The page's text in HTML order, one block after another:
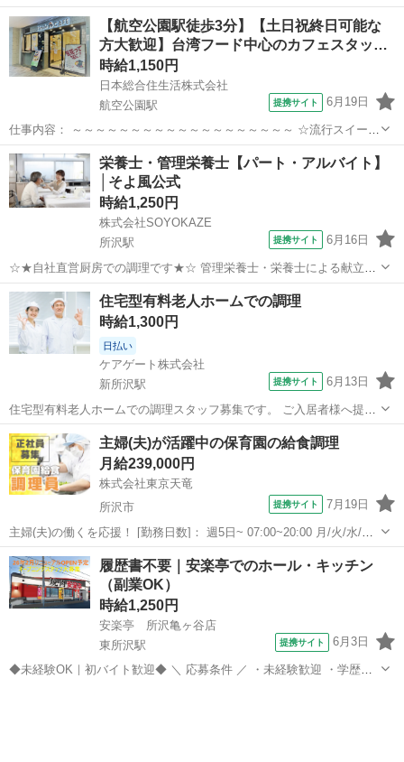
づくりのお手伝いです 「食」を通して子ども達の健康と成長をサポー
トしませんか！ 難しい作業は無いので、未経験の方でもすぐに慣れて
いただけます 少しずつお教え...
埼玉 所沢市 東所沢駅 その他
【航空公園駅徒歩3分】【土日祝終日可能な
方大歓迎】台湾フード中心のカフェスタッ…
時給1,150円
日本総合住生活株式会社
航空公園駅
提携サイト 6月19日
仕事内容： ～～～～～～～～～～～～～～～～～～～ ☆流行スイーツ
&飲食デビューにオススメ ☆おしゃれ&かわいいお店ではたらける ☆
未経験から調理・接客スキルが身につく ☆「航空公園駅」徒歩3分の
駅チカで通勤ラクラク♪ ～～...
埼玉 所沢市 航空公園駅 キッチン
栄養士・管理栄養士【パート・アルバイト】
│そよ風公式
時給1,250円
株式会社SOYOKAZE
所沢駅
提携サイト 6月16日
☆★自社直営厨房での調理です★☆ 管理栄養士・栄養士による献立表
をもとに、お客様のお食事の調理業務・発注などをお願いします。 ・
調理業務全般・配膳、下膳、食器類の洗浄、収納 ・厨房内の清掃、衛
生管理 ・食材の発注、検品、在...
埼玉 所沢市 所沢駅 その他
住宅型有料老人ホームでの調理
時給1,300円
日払い
ケアゲート株式会社
新所沢駅
提携サイト 6月13日
住宅型有料老人ホームでの調理スタッフ募集です。 ご入居者様へ提供
するお食事の調理・調理補助業務をお任せします。 【具体的には…】
・食材の仕込み、下ごしらえ ・調理、盛り付け ・配膳準備 ・食器洗
浄、片付け ・厨房内の清掃...
埼玉 所沢市 新所沢駅 キッチン
主婦(夫)が活躍中の保育園の給食調理
月給239,000円
株式会社東京天竜
所沢市
提携サイト 7月19日
主婦(夫)の働くを応援！ [勤務日数]： 週5日~ 07:00~20:00 月/火/水/木/
金/土 などから選べます [勤務地・最寄駅]： 埼玉県所沢市西新井町6－
9 株式会社東京天竜 所沢駅徒歩14分 [職種名]：...
埼玉 所沢市 その他
履歴書不要｜安楽亭でのホール・キッチン
（副業OK）
時給1,250円
安楽亭 所沢亀ヶ谷店
東所沢駅
提携サイト 6月3日
◆未経験OK｜初バイト歓迎◆ ＼ 応募条件 ／ ・未経験歓迎 ・学歴不